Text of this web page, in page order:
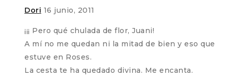
Dori 16 junio, 2011
¡¡¡ Pero qué chulada de flor, Juani!
A mí no me quedan ni la mitad de bien y eso que
estuve en Roses.
La cesta te ha quedado divina. Me encanta.